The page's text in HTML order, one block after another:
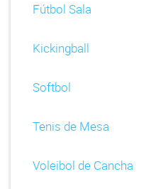
Fútbol Sala
Kickingball
Softbol
Tenis de Mesa
Voleibol de Cancha